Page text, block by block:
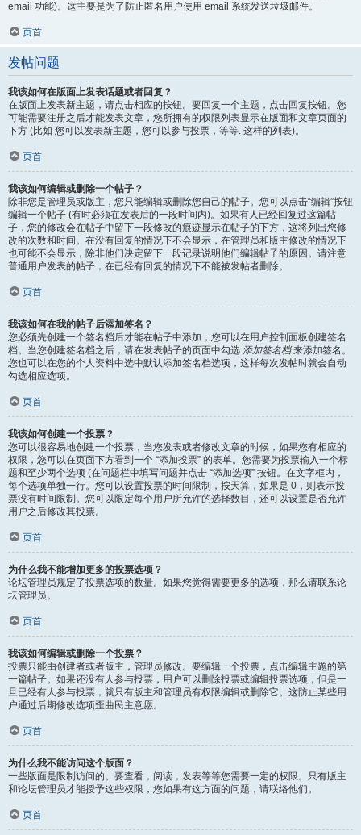
email 功能)。这主要是为了防止匿名用户使用 email 系统发送垃圾邮件。
页首
发帖问题
我该如何在版面上发表话题或者回复？
在版面上发表新主题，请点击相应的按钮。要回复一个主题，点击回复按钮。您
可能需要注册之后才能发表文章，您所拥有的权限列表显示在版面和文章页面的
下方 (比如 您可以发表新主题，您可以参与投票，等等. 这样的列表)。
页首
我该如何编辑或删除一个帖子？
除非您是管理员或版主，您只能编辑或删除您自己的帖子。您可以点击“编辑”按钮
编辑一个帖子 (有时必须在发表后的一段时间内)。如果有人已经回复过这篇帖
子，您的修改会在帖子中留下一段修改的痕迹显示在帖子的下方，这将列出您修
改的次数和时间。在没有回复的情况下不会显示，在管理员和版主修改的情况下
也可能不会显示，除非他们决定留下一段记录说明他们编辑帖子的原因。请注意
普通用户发表的帖子，在已经有回复的情况下不能被发帖者删除。
页首
我该如何在我的帖子后添加签名？
您必须先创建一个签名档后才能在帖子中添加，您可以在用户控制面板创建签名
档。当您创建签名档之后，请在发表帖子的页面中勾选 添加签名档来添加签名。
您也可以在您的个人资料中选中默认添加签名档选项，这样每次发帖时就会自动
勾选相应选项。
页首
我该如何创建一个投票？
您可以很容易地创建一个投票，当您发表或者修改文章的时候，如果您有相应的
权限，您可以在页面下方看到一个 “添加投票” 的表单。您需要为投票输入一个标
题和至少两个选项 (在问题栏中填写问题并点击 “添加选项” 按钮。在文字框内，
每个选项单独一行。您可以设置投票的时间限制，按天算，如果是 0，则表示投
票没有时间限制。您可以限定每个用户所允许的选择数目，还可以设置是否允许
用户之后修改其投票。
页首
为什么我不能增加更多的投票选项？
论坛管理员规定了投票选项的数量。如果您觉得需要更多的选项，那么请联系论
坛管理员。
页首
我该如何编辑或删除一个投票？
投票只能由创建者或者版主，管理员修改。要编辑一个投票，点击编辑主题的第
一篇帖子。如果还没有人参与投票，用户可以删除投票或编辑投票选项，但是一
旦已经有人参与投票，就只有版主和管理员有权限编辑或删除它。这防止某些用
户通过后期修改选项歪曲民主意愿。
页首
为什么我不能访问这个版面？
一些版面是限制访问的。要查看，阅读，发表等等您需要一定的权限。只有版主
和论坛管理员才能授予这些权限，您如果有这方面的问题，请联络他们。
页首